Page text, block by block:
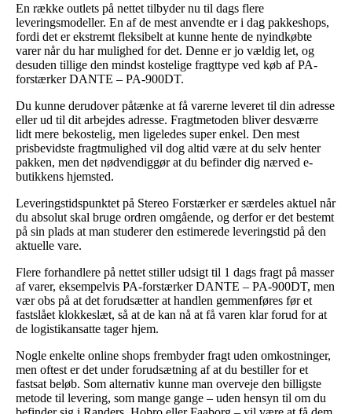
En række outlets på nettet tilbyder nu til dags flere
leveringsmodeller. En af de mest anvendte er i dag pakkeshops,
fordi det er ekstremt fleksibelt at kunne hente de nyindkøbte
varer når du har mulighed for det. Denne er jo vældig let, og
desuden tillige den mindst kostelige fragttype ved køb af PA-
forstærker DANTE – PA-900DT.
Du kunne derudover påtænke at få varerne leveret til din adresse
eller ud til dit arbejdes adresse. Fragtmetoden bliver desværre
lidt mere bekostelig, men ligeledes super enkel. Den mest
prisbevidste fragtmulighed vil dog altid være at du selv henter
pakken, men det nødvendiggør at du befinder dig nærved e-
butikkens hjemsted.
Leveringstidspunktet på Stereo Forstærker er særdeles aktuel når
du absolut skal bruge ordren omgående, og derfor er det bestemt
på sin plads at man studerer den estimerede leveringstid på den
aktuelle vare.
Flere forhandlere på nettet stiller udsigt til 1 dags fragt på masser
af varer, eksempelvis PA-forstærker DANTE – PA-900DT, men
vær obs på at det forudsætter at handlen gemmenføres før et
fastslået klokkeslæt, så at de kan nå at få varen klar forud for at
de logistikansatte tager hjem.
Nogle enkelte online shops frembyder fragt uden omkostninger,
men oftest er det under forudsætning af at du bestiller for et
fastsat beløb. Som alternativ kunne man overveje den billigste
metode til levering, som mange gange – uden hensyn til om du